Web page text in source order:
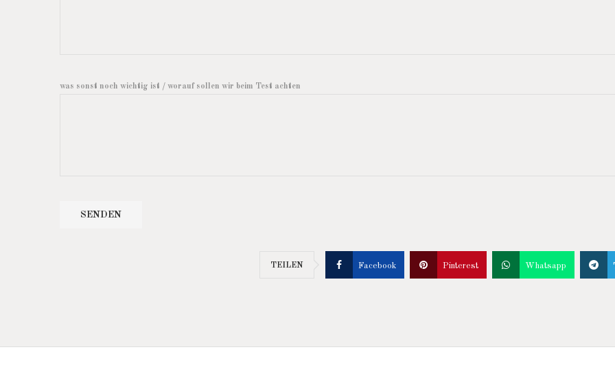
was sonst noch wichtig ist / worauf sollen wir beim Test achten
TEILEN Facebook Pinterest Whatsapp